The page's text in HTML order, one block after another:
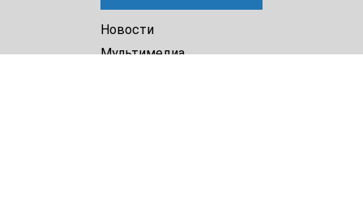
Новости
Мультимедиа